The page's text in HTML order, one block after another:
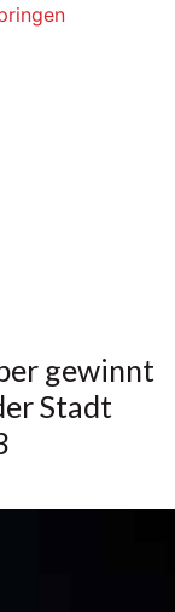
gewinnt
Stadt